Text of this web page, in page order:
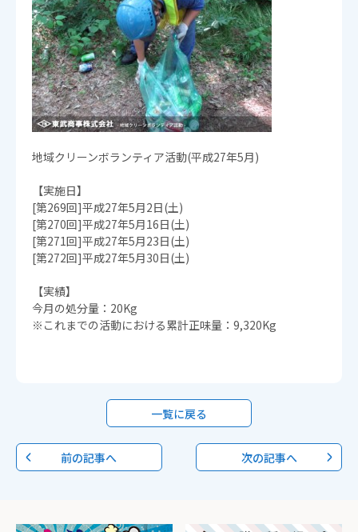
地域クリーンボランティア活動(平成27年5月)
【実施日】
[第269回]平成27年5月2日(土)
[第270回]平成27年5月16日(土)
[第271回]平成27年5月23日(土)
[第272回]平成27年5月30日(土)
【実績】
今月の処分量：20Kg
※これまでの活動における累計正味量：9,320Kg
一覧に戻る
前の記事へ 次の記事へ